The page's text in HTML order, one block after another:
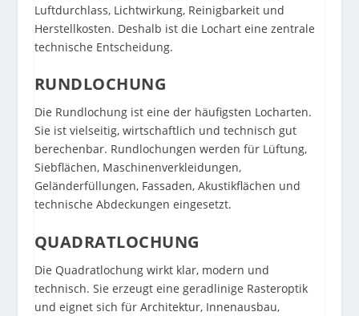
Luftdurchlass, Lichtwirkung, Reinigbarkeit und
Herstellkosten. Deshalb ist die Lochart eine zentrale
technische Entscheidung.
RUNDLOCHUNG
Die Rundlochung ist eine der häufigsten Locharten.
Sie ist vielseitig, wirtschaftlich und technisch gut
berechenbar. Rundlochungen werden für Lüftung,
Siebflächen, Maschinenverkleidungen,
Geländerfüllungen, Fassaden, Akustikflächen und
technische Abdeckungen eingesetzt.
QUADRATLOCHUNG
Die Quadratlochung wirkt klar, modern und
technisch. Sie erzeugt eine geradlinige Rasteroptik
und eignet sich für Architektur, Innenausbau,